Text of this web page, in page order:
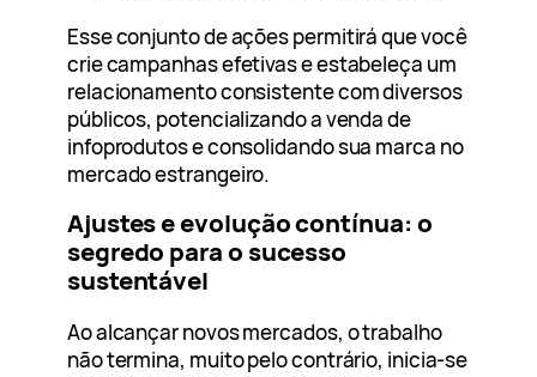
Esse conjunto de ações permitirá que você
crie campanhas efetivas e estabeleça um
relacionamento consistente com diversos
públicos, potencializando a venda de
infoprodutos e consolidando sua marca no
mercado estrangeiro.
Ajustes e evolução contínua: o
segredo para o sucesso
sustentável
Ao alcançar novos mercados, o trabalho
não termina, muito pelo contrário, inicia-se